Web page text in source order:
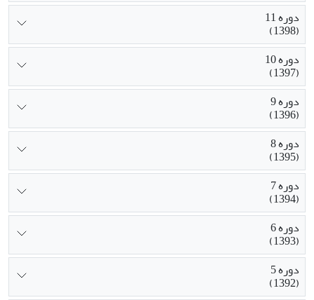
دوره 11
(1398)
دوره 10
(1397)
دوره 9
(1396)
دوره 8
(1395)
دوره 7
(1394)
دوره 6
(1393)
دوره 5
(1392)